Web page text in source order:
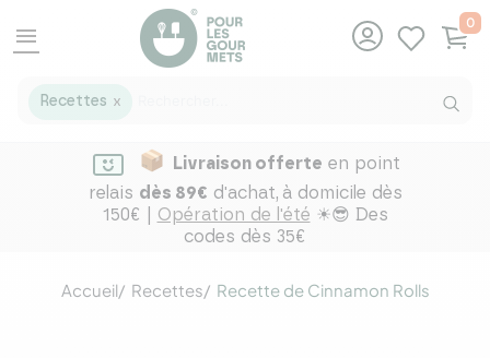
menu
Recettes X
0
Livraison offerte en point
relais dès 89€ d'achat, à domicile dès
150€ | Opération de l'été ☀😎 Des
codes dès 35€
Accueil Recettes Recette de Cinnamon Rolls